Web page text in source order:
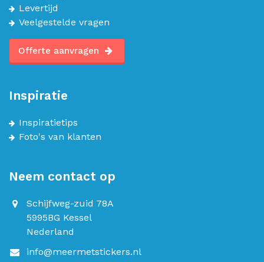
Levertijd
Veelgestelde vragen
Offerte aanvragen
Inspiratie
Inspiratietips
Foto's van klanten
Neem contact op
Schijfweg-zuid 78A
5995BG Kessel
Nederland
info@meermetstickers.nl